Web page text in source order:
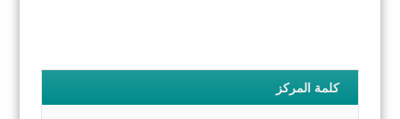
كلمة المركز